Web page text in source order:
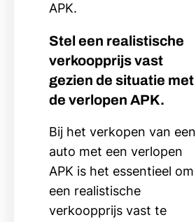
APK.
Stel een realistische
verkoopprijs vast
gezien de situatie met
de verlopen APK.
Bij het verkopen van een
auto met een verlopen
APK is het essentieel om
een realistische
verkoopprijs vast te